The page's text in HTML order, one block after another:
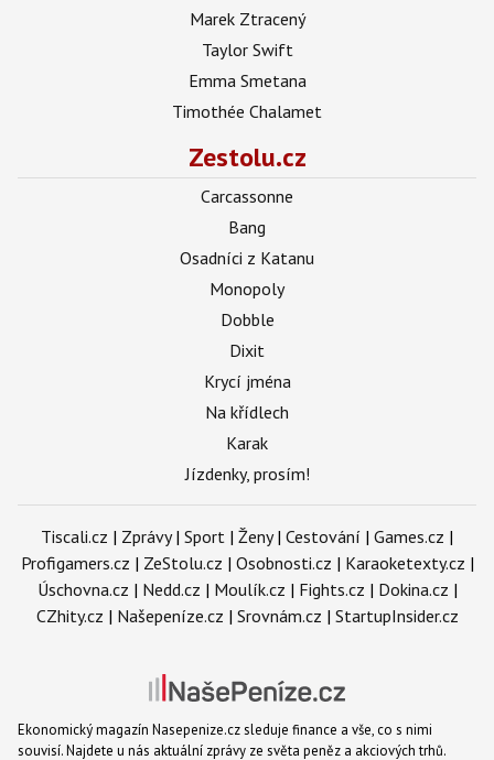
Marek Ztracený
Taylor Swift
Emma Smetana
Timothée Chalamet
Zestolu.cz
Carcassonne
Bang
Osadníci z Katanu
Monopoly
Dobble
Dixit
Krycí jména
Na křídlech
Karak
Jízdenky, prosím!
Tiscali.cz | Zprávy| Sport | Ženy| Cestování | Games.cz |
Profigamers.cz | ZeStolu.cz | Osobnosti.cz | Karaoketexty.cz |
Úschovna.cz | Nedd.cz | Moulík.cz | Fights.cz | Dokina.cz |
CZhity.cz | Našepeníze.cz | Srovnám.cz | StartupInsider.cz
Ekonomický magazín Nasepenize.cz sleduje finance a vše, co s nimi
souvisí. Najdete u nás aktuální zprávy ze světa peněz a akciových trhů.